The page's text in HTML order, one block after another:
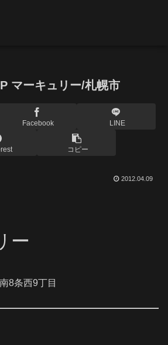
マーキュリー/札幌市
Facebook LINE
コピー
2012.04.09
ー
8条西9丁目